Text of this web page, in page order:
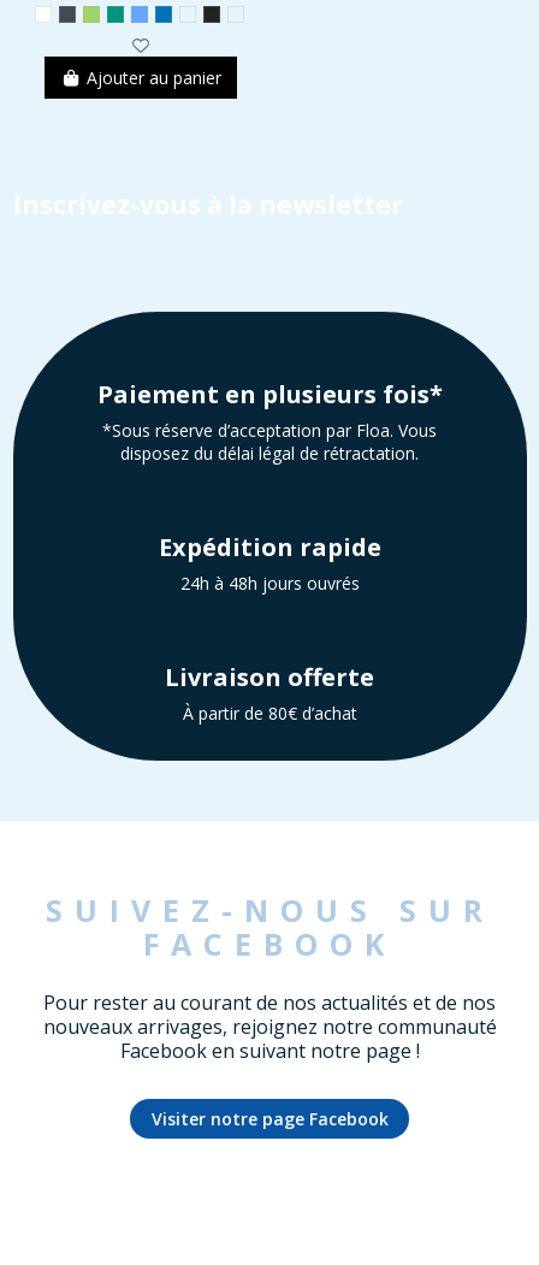
Ajouter au panier
Inscrivez-vous à la newsletter
Paiement en plusieurs fois*
*Sous réserve d’acceptation par Floa. Vous
disposez du délai légal de rétractation.
Expédition rapide
24h à 48h jours ouvrés
Livraison offerte
À partir de 80€ d’achat
SUIVEZ-NOUS SUR
FACEBOOK
Pour rester au courant de nos actualités et de nos
nouveaux arrivages, rejoignez notre communauté
Facebook en suivant notre page !
Visiter notre page Facebook